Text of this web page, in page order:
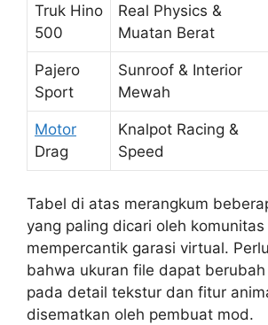
Truk Hino
500
Real Physics &
Muatan Berat
Pajero
Sport
Sunroof & Interior
Mewah
Motor
Drag
Knalpot Racing &
Speed
Tabel di atas merangkum
yang paling dicari oleh
mempercantik garasi virtual.
bahwa ukuran file dapat
pada detail tekstur dan fitur
disematkan oleh pembuat mod.